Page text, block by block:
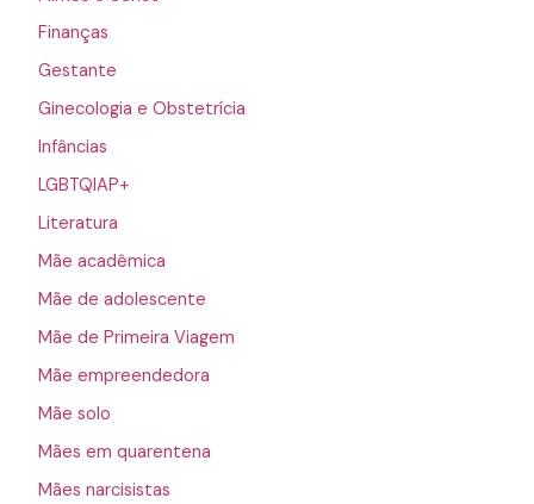
Finanças
Gestante
Ginecologia e Obstetrícia
Infâncias
LGBTQIAP+
Literatura
Mãe acadêmica
Mãe de adolescente
Mãe de Primeira Viagem
Mãe empreendedora
Mãe solo
Mães em quarentena
Mães narcisistas